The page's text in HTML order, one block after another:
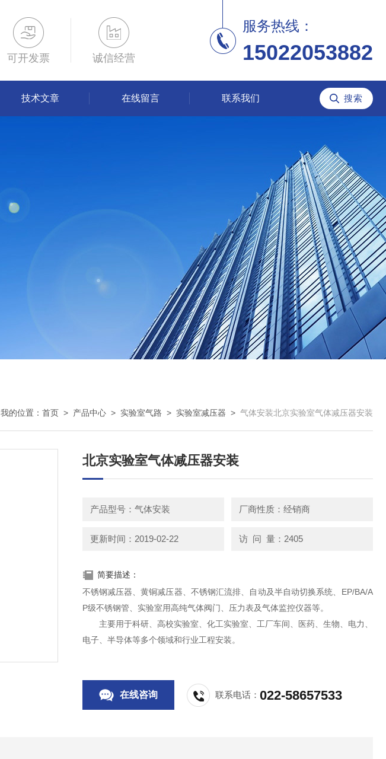
可开发票 诚信经营
服务热线：
15022053882
技术文章 在线留言 联系我们
我的位置： 首页 > 产品中心 > 实验室气路 > 实验室减压器 > 气体安装北京实验室气体减压器安装
北京实验室气体减压器安装
产品型号：气体安装 厂商性质：经销商
更新时间：2019-02-22 访 问 量：2405
简要描述：
不锈钢减压器、黄铜减压器、不锈钢汇流排、自动及半自动切换系统、EP/BA/A
P级不锈钢管、实验室用高纯气体阀门、压力表及气体监控仪器等。
主要用于科研、高校实验室、化工实验室、工厂车间、医药、生物、电力、
电子、半导体等多个领域和行业工程安装。
在线咨询 联系电话：022-58657533